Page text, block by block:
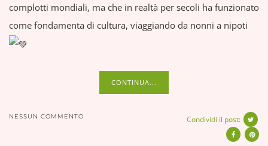
complotti mondiali, ma che in realtà per secoli ha funzionato
come fondamenta di cultura, viaggiando da nonni a nipoti
CONTINUA...
NESSUN COMMENTO Condividi il post: